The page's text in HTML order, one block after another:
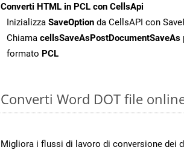
Converti HTML in PCL con CellsApi
Inizializza SaveOption da CellsAPI con
Chiama cellsSaveAsPostDocumentSaveAs
formato PCL
Converti Word DOT file
Migliora i flussi di lavoro di conversione dei